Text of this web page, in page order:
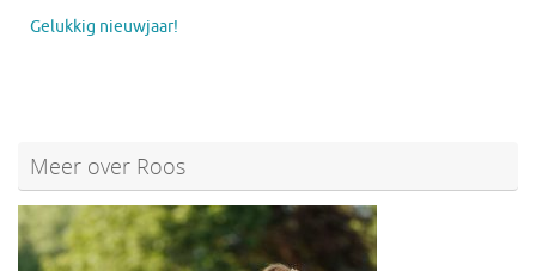
Gelukkig nieuwjaar!
Meer over Roos